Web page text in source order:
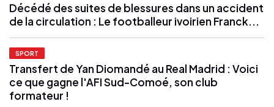
Décédé des suites de blessures dans un accident
de la circulation : Le footballeur ivoirien Franck...
SPORT
Transfert de Yan Diomandé au Real Madrid : Voici
ce que gagne l'AFI Sud-Comoé, son club
formateur !